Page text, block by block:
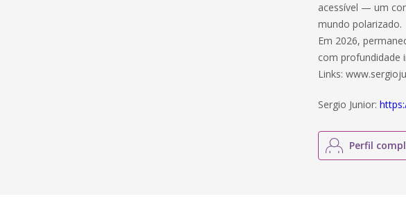
acessível — um
mundo polarizado.
Em 2026,
com profundidade
Links:
Sergio Junior:
Perfil